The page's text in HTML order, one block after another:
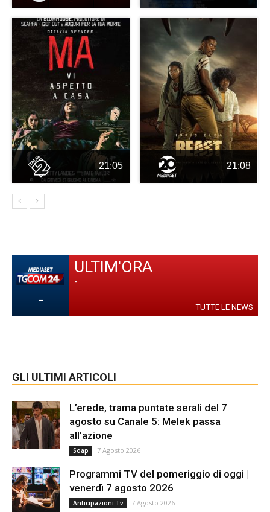
21:05 21:08
-
ULTIM'ORA
-
TUTTE LE NEWS
GLI ULTIMI ARTICOLI
L’erede, trama puntate serali del 7
agosto su Canale 5: Melek passa
all’azione
Soap 7 Agosto 2026
Programmi TV del pomeriggio di oggi |
venerdì 7 agosto 2026
Anticipazioni Tv 7 Agosto 2026